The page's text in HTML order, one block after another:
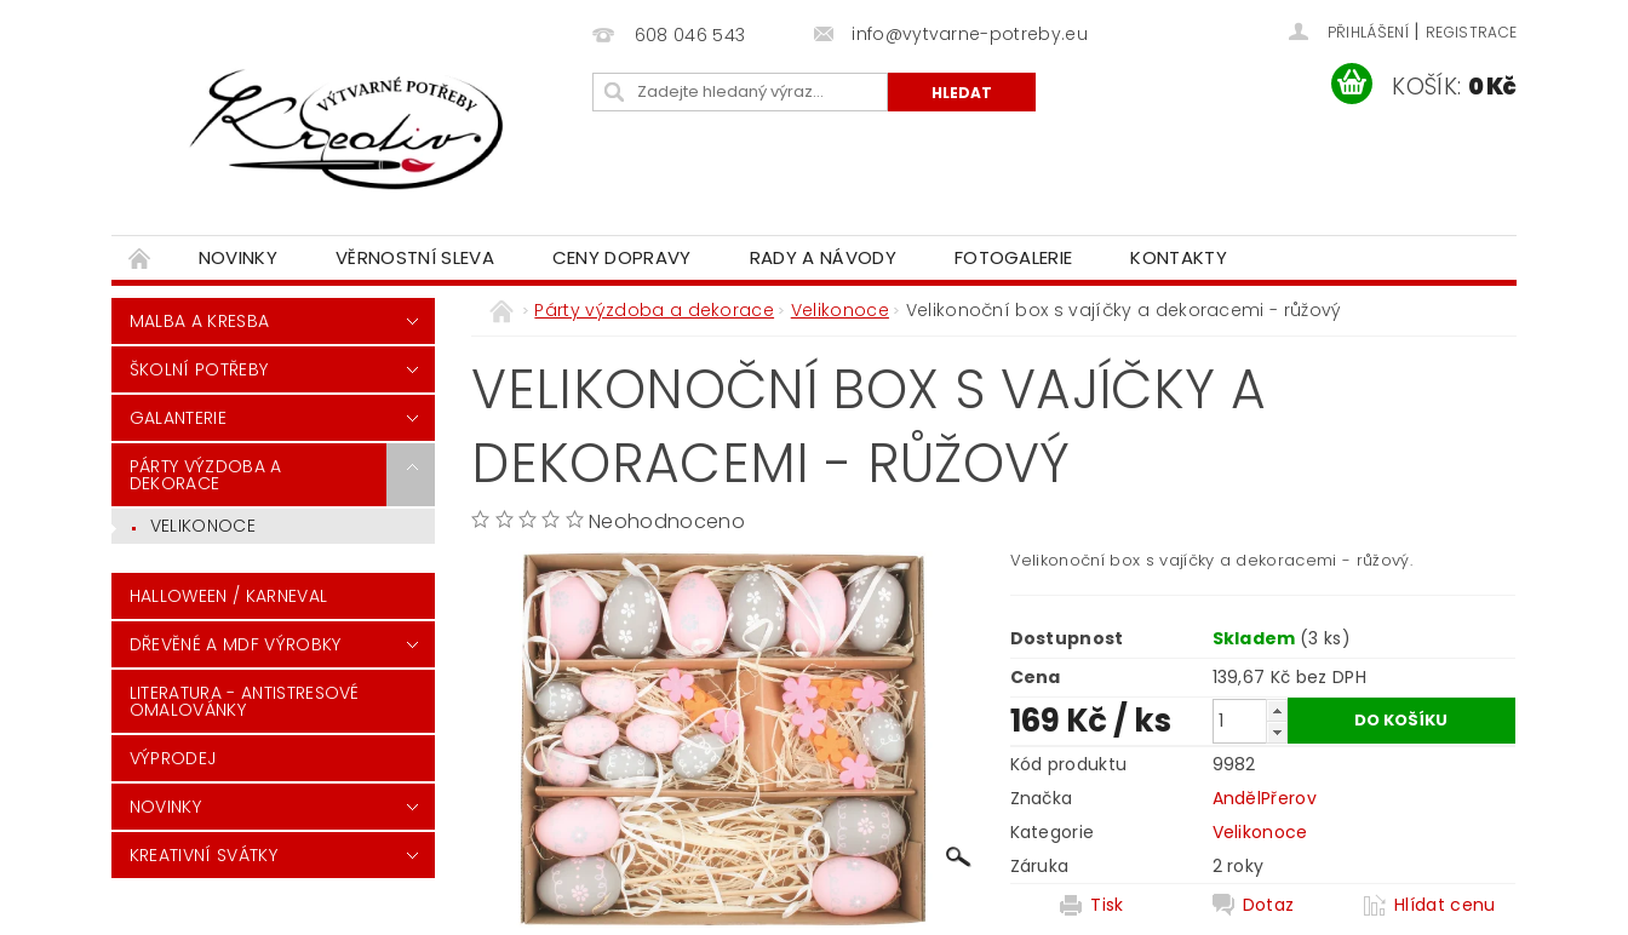
608 046 543 info@vytvarne-potreby.eu PŘIHLÁŠENÍ | REGISTRACE
KOŠÍK: 0 Kč
NOVINKY VĚRNOSTNÍ SLEVA CENY DOPRAVY RADY A NÁVODY FOTOGALERIE KONTAKTY
MALBA A KRESBA
ŠKOLNÍ POTŘEBY
GALANTERIE
PÁRTY VÝZDOBA A
DEKORACE
VELIKONOCE
HALLOWEEN / KARNEVAL
DŘEVĚNÉ A MDF VÝROBKY
LITERATURA - ANTISTRESOVÉ
OMALOVÁNKY
VÝPRODEJ
NOVINKY
KREATIVNÍ SVÁTKY
Párty výzdoba a dekorace Velikonoce Velikonoční box s vajíčky a dekoracemi - růžový
VELIKONOČNÍ BOX S VAJÍČKY A
DEKORACEMI - RŮŽOVÝ
Neohodnoceno
Velikonoční box s vajíčky a dekoracemi - růžový.
Dostupnost Skladem (3 ks)
Cena
139,67 Kč bez DPH
169 Kč/ ks
Kód produktu
9982
Značka
AndělPřerov
Kategorie
Velikonoce
Záruka
2 roky
Tisk
Dotaz Hlídat cenu